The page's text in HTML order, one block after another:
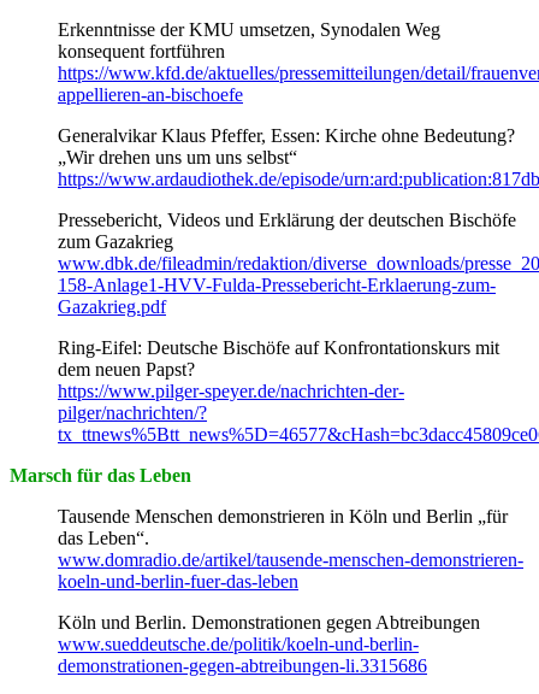
Erkenntnisse der KMU umsetzen, Synodalen Weg
konsequent fortführen
https://www.kfd.de/aktuelles/pressemitteilungen/detail/
appellieren-an-bischoefe
Generalvikar Klaus Pfeffer, Essen: Kirche ohne Bedeutung?
„Wir drehen uns um uns selbst“
https://www.ardaudiothek.de/episode/
Pressebericht, Videos und Erklärung der deutschen Bischöfe
zum Gazakrieg
www.dbk.de/fileadmin/redaktion/diverse_downloads/
158-Anlage1-HVV-Fulda-Pressebericht-Erklaerung-zum-
Gazakrieg.pdf
Ring-Eifel: Deutsche Bischöfe auf Konfrontationskurs mit
dem neuen Papst?
https://www.pilger-speyer.de/nachrichten-der-
pilger/nachrichten/?
Marsch für das Leben
Tausende Menschen demonstrieren in Köln und Berlin „für
das Leben“.
www.domradio.de/artikel/tausende-menschen-demonstrieren-
koeln-und-berlin-fuer-das-leben
Köln und Berlin. Demonstrationen gegen Abtreibungen
www.sueddeutsche.de/politik/koeln-und-berlin-
demonstrationen-gegen-abtreibungen-li.3315686